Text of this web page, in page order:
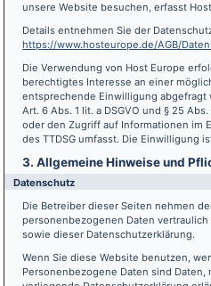
unsere Website besuchen, erfasst
Details entnehmen Sie der
https://www.hosteurope.de/AGB/
Die Verwendung von Host Europe
berechtigtes Interesse an einer
entsprechende Einwilligung abgefragt
Art. 6 Abs. 1 lit. a DSGVO und § 25
oder den Zugriff auf Informationen im
des TTDSG umfasst. Die Einwilligung
3. Allgemeine Hinweise und
Datenschutz
Die Betreiber dieser Seiten nehmen
personenbezogenen Daten
sowie dieser Datenschutzerklärung.
Wenn Sie diese Website benutzen,
Personenbezogene Daten sind